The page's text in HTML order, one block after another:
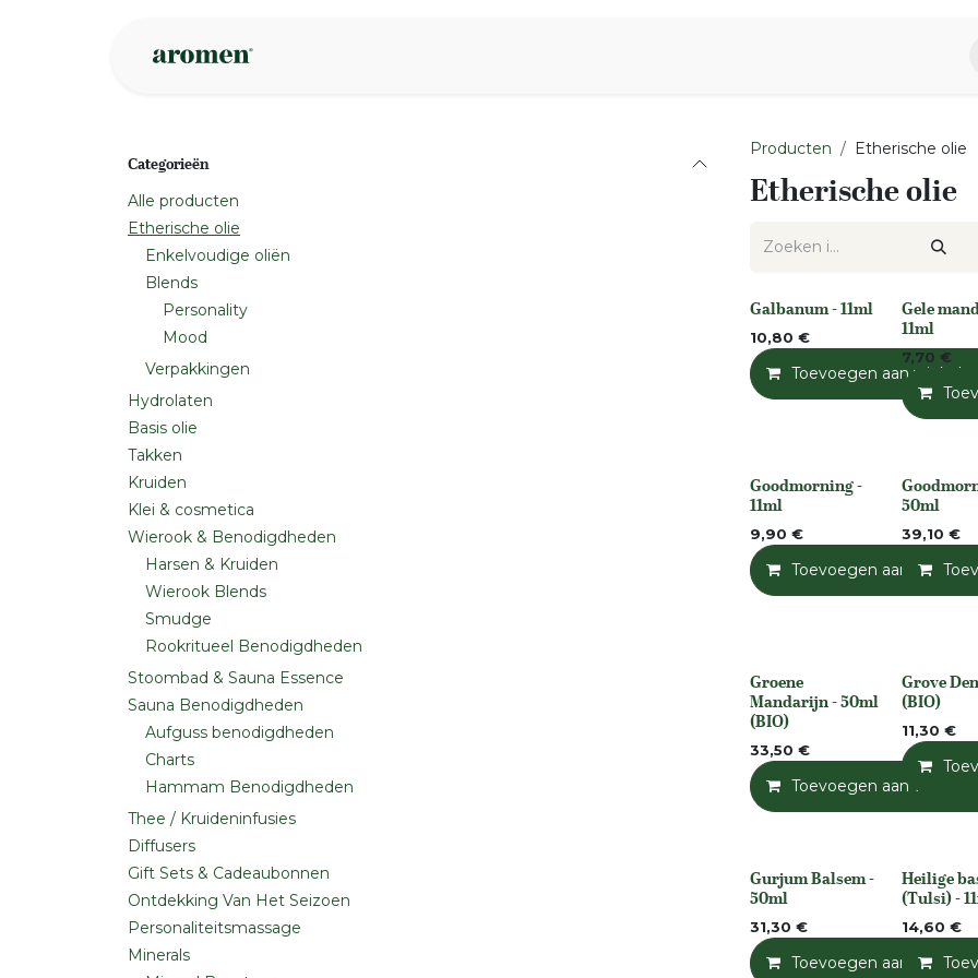
Categorieën
Alle producten
Etherische olie
Enkelvoudige oliën
Blends
Personality
Mood
Verpakkingen
Hydrolaten
Basis olie
Takken
Kruiden
Klei & cosmetica
Wierook & Benodigdheden
Harsen & Kruiden
Wierook Blends
Smudge
Rookritueel Benodigdheden
Stoombad & Sauna Essence
Sauna Benodigdheden
Aufguss benodigdheden
Charts
Hammam Benodigdheden
Thee / Kruideninfusies
Diffusers
Gift Sets & Cadeaubonnen
Ontdekking Van Het Seizoen
Personaliteitsmassage
Minerals
Producten Etherische olie
Etherische olie
None
Galbanum - 11ml
10,80 €
Toevoegen aan
None
Gele
11ml
7,70 €
None
Goodmorning -
11ml
9,90 €
Toevoegen aan
None
50ml
39,10 €
None
Groene
Mandarijn - 50ml
(BIO)
33,50 €
Toevoegen aan
None
Grove
(BIO)
11,30 €
None
Gurjum Balsem -
50ml
31,30 €
Toevoegen aan
None
Heilige
(Tulsi) -
14,60 €